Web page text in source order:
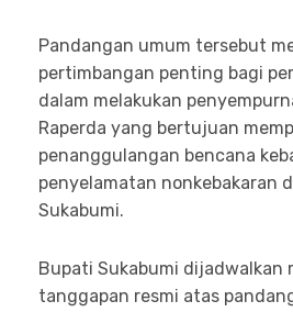
Pandangan umum tersebut
pertimbangan penting bagi
dalam melakukan
Raperda yang bertujuan
penanggulangan bencana
penyelamatan nonkebakaran
Sukabumi.
Bupati Sukabumi dijadwalkan
tanggapan resmi atas